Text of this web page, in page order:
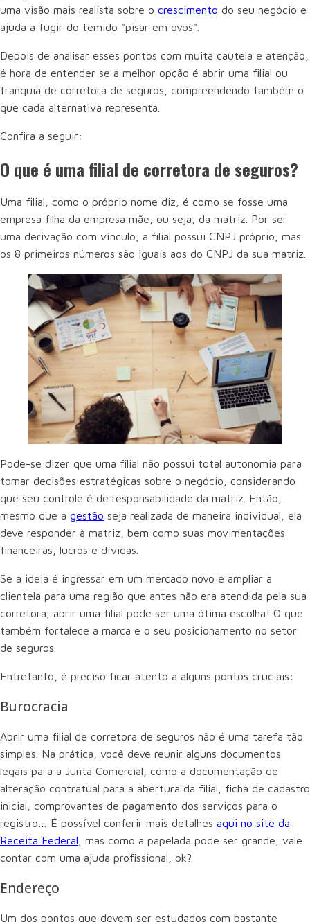
uma visão mais realista sobre o crescimento do seu negócio e
ajuda a fugir do temido "pisar em ovos".
Depois de analisar esses pontos com muita cautela e atenção,
é hora de entender se a melhor opção é abrir uma filial ou
franquia de corretora de seguros, compreendendo também o
que cada alternativa representa.
Confira a seguir:
O que é uma filial de corretora de seguros?
Uma filial, como o próprio nome diz, é como se fosse uma
empresa filha da empresa mãe, ou seja, da matriz. Por ser
uma derivação com vínculo, a filial possui CNPJ próprio, mas
os 8 primeiros números são iguais aos do CNPJ da sua matriz.
Pode-se dizer que uma filial não possui total autonomia para
tomar decisões estratégicas sobre o negócio, considerando
que seu controle é de responsabilidade da matriz. Então,
mesmo que a gestão seja realizada de maneira individual, ela
deve responder à matriz, bem como suas movimentações
financeiras, lucros e dívidas.
Se a ideia é ingressar em um mercado novo e ampliar a
clientela para uma região que antes não era atendida pela sua
corretora, abrir uma filial pode ser uma ótima escolha! O que
também fortalece a marca e o seu posicionamento no setor
de seguros.
Entretanto, é preciso ficar atento a alguns pontos cruciais:
Burocracia
Abrir uma filial de corretora de seguros não é uma tarefa tão
simples. Na prática, você deve reunir alguns documentos
legais para a Junta Comercial, como a documentação de
alteração contratual para a abertura da filial, ficha de cadastro
inicial, comprovantes de pagamento dos serviços para o
registro… É possível conferir mais detalhes aqui no site da
Receita Federal , mas como a papelada pode ser grande, vale
contar com uma ajuda profissional, ok?
Endereço
Um dos pontos que devem ser estudados com bastante